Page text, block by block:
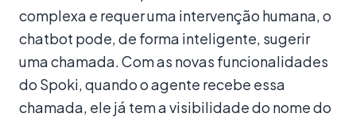
complexa e requer uma intervenção humana, o
chatbot pode, de forma inteligente, sugerir
uma chamada. Com as novas funcionalidades
do Spoki, quando o agente recebe essa
chamada, ele já tem a visibilidade do nome do